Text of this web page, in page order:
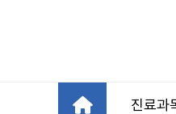
진료과